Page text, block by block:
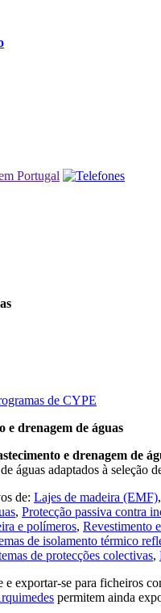
e drenagem de águas
e drenagem de
águas adaptados à seleção
de: Lajes de madeira (EMF),
, Protecção passiva contra
e polímeros, Revestimento
de isolamento térmico
de protecções colectivas,
e exportar-se para ficheiros
permitem ainda